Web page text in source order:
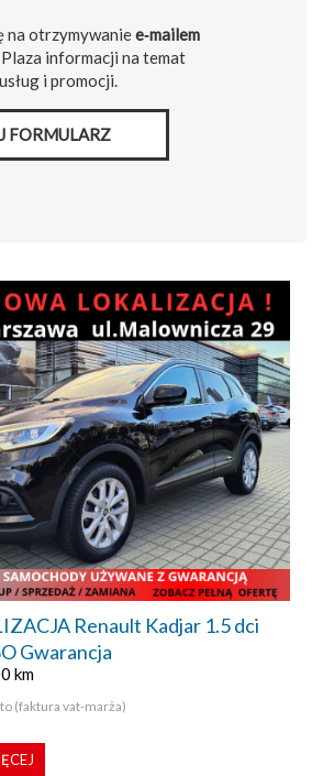
na otrzymywaniee‑mailem
informacji na temat
i promocji.
FORMULARZ
Renault Kadjar 1.5 dci
Gwarancja
km
(faktura vat-marża)